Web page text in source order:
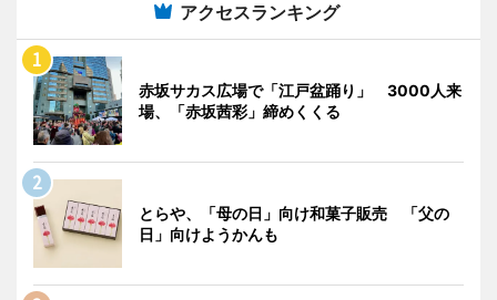
アクセスランキング
赤坂サカス広場で「江戸盆踊り」 3000人来
場、「赤坂茜彩」締めくくる
とらや、「母の日」向け和菓子販売 「父の
日」向けようかんも